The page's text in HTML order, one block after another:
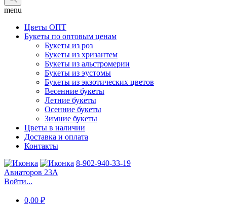
menu
Цветы ОПТ
Букеты по оптовым ценам
Букеты из роз
Букеты из хризантем
Букеты из альстромерии
Букеты из эустомы
Букеты из экзотических цветов
Весенние букеты
Летние букеты
Осенние букеты
Зимние букеты
Цветы в наличии
Доставка и оплата
Контакты
8-902-940-33-19
Авиаторов 23А
Войти...
0,00 ₽